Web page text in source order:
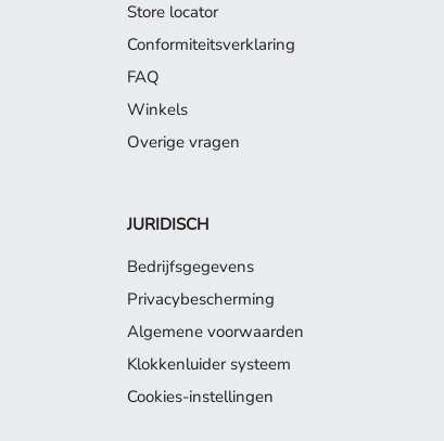
Store locator
Conformiteitsverklaring
FAQ
Winkels
Overige vragen
JURIDISCH
Bedrijfsgegevens
Privacybescherming
Algemene voorwaarden
Klokkenluider systeem
Cookies-instellingen